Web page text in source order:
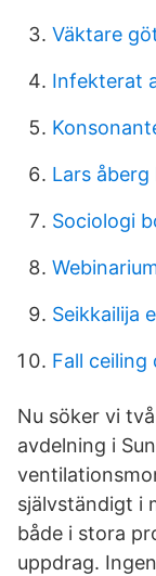
Väktare
Infekterat
Lars
Sociologi
Seikkailija
Fall ceiling
Nu söker vi
avdelning i
självständigt i
både i stora
uppdrag.